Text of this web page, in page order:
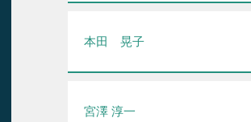
本田 晃子
宮澤 淳一